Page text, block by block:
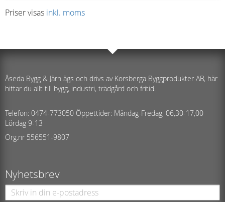
Priser visas inkl. moms
Åseda Bygg & Järn ägs och drivs av Korsberga Byggprodukter AB, här
hittar du allt till bygg, industri, trädgård och fritid.
Telefon: 0474-773050 Öppettider: Måndag-Fredag, 06,30-17,00
Lördag 9-13
Org.nr 556551-9807
Nyhetsbrev